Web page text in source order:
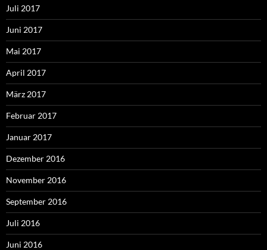
Juli 2017
Juni 2017
Mai 2017
April 2017
März 2017
Februar 2017
Januar 2017
Dezember 2016
November 2016
September 2016
Juli 2016
Juni 2016